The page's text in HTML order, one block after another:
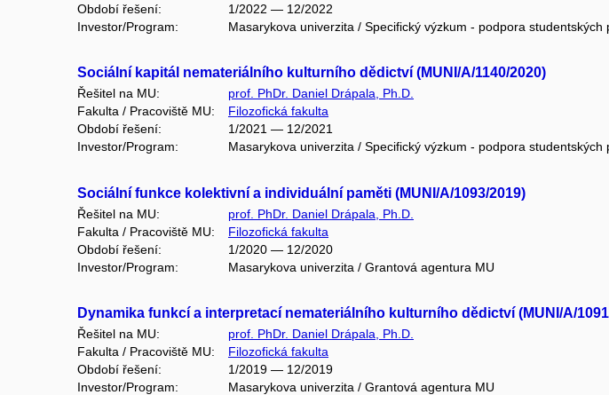
Období řešení:
1/2022 — 12/2022
Investor/Program:
Masarykova univerzita / Specifický výzkum - podpora studentských
Sociální kapitál nemateriálního kulturního dědictví (MUNI/A/1140/2020)
Řešitel na MU:
prof. PhDr. Daniel Drápala, Ph.D.
Fakulta / Pracoviště MU:
Filozofická fakulta
Období řešení:
1/2021 — 12/2021
Investor/Program:
Masarykova univerzita / Specifický výzkum - podpora studentských
Sociální funkce kolektivní a individuální paměti (MUNI/A/1093/2019)
Řešitel na MU:
prof. PhDr. Daniel Drápala, Ph.D.
Fakulta / Pracoviště MU:
Filozofická fakulta
Období řešení:
1/2020 — 12/2020
Investor/Program:
Masarykova univerzita / Grantová agentura MU
Dynamika funkcí a interpretací nemateriálního kulturního dědictví (MUNI/A/
Řešitel na MU:
prof. PhDr. Daniel Drápala, Ph.D.
Fakulta / Pracoviště MU:
Filozofická fakulta
Období řešení:
1/2019 — 12/2019
Investor/Program:
Masarykova univerzita / Grantová agentura MU